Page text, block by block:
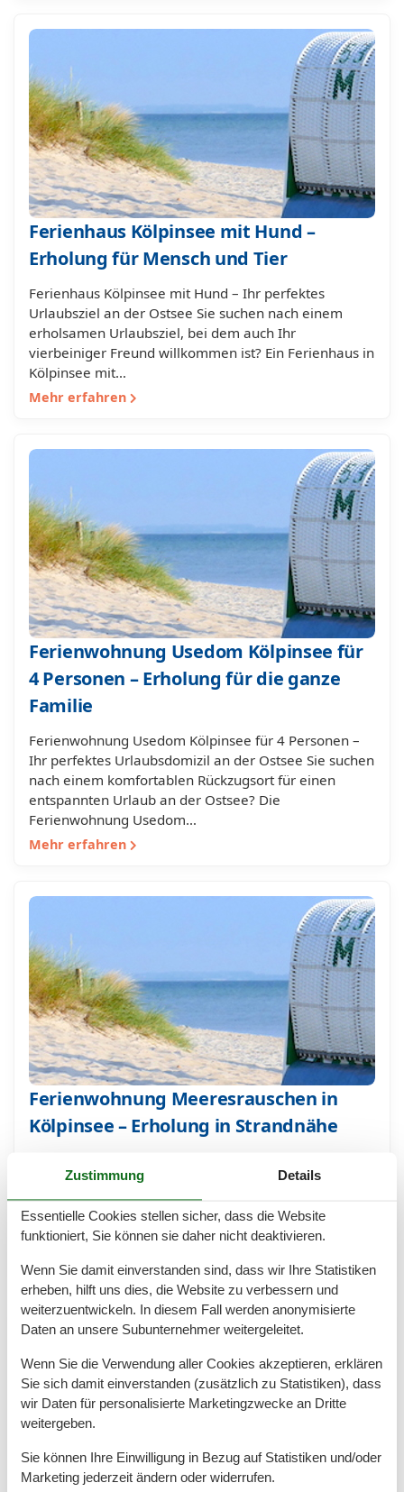
Ferienhaus Kölpinsee mit Hund –
Erholung für Mensch und Tier
Ferienhaus Kölpinsee mit Hund – Ihr perfektes
Urlaubsziel an der Ostsee Sie suchen nach einem
erholsamen Urlaubsziel, bei dem auch Ihr
vierbeiniger Freund willkommen ist? Ein Ferienhaus in
Kölpinsee mit…
Mehr erfahren
Ferienwohnung Usedom Kölpinsee für
4 Personen – Erholung für die ganze
Familie
Ferienwohnung Usedom Kölpinsee für 4 Personen –
Ihr perfektes Urlaubsdomizil an der Ostsee Sie suchen
nach einem komfortablen Rückzugsort für einen
entspannten Urlaub an der Ostsee? Die
Ferienwohnung Usedom…
Mehr erfahren
Ferienwohnung Meeresrauschen in
Kölpinsee – Erholung in Strandnähe
Rückzugsort direkt am Strand Sie träumen von einem
entspannten Urlaub an der Ostsee? In der
Ferienwohnung Meeresrauschen in Kölpinsee wird
dieser Traum wahr!…
Mehr erfahren
Zustimmung Details
Essentielle Cookies stellen sicher, dass die Website
funktioniert, Sie können sie daher nicht deaktivieren.
Wenn Sie damit einverstanden sind, dass wir Ihre Statistiken
erheben, hilft uns dies, die Website zu verbessern und
weiterzuentwickeln. In diesem Fall werden anonymisierte
Daten an unsere Subunternehmer weitergeleitet.
Wenn Sie die Verwendung aller Cookies akzeptieren, erklären
Sie sich damit einverstanden (zusätzlich zu Statistiken), dass
wir Daten für personalisierte Marketingzwecke an Dritte
weitergeben.
Sie können Ihre Einwilligung in Bezug auf Statistiken und/oder
Marketing jederzeit ändern oder widerrufen.